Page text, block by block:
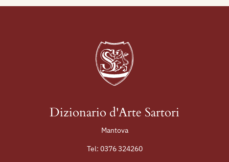
Dizionario d'Arte Sartori
Mantova
Tel: 0376 324260